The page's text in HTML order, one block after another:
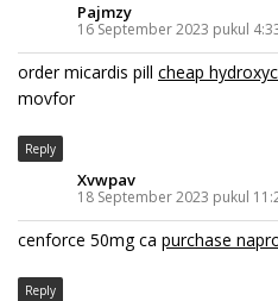
Pajmzy
16 September 2023 pukul
order micardis pill cheap
movfor
Reply
Xvwpav
18 September 2023 pukul
cenforce 50mg ca purchase
Reply